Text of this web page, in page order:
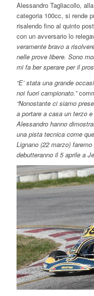
Alessandro Tagliacollo,
categoria 100cc, si rende
risalendo fino al quinto
con un avversario lo
veramente bravo a
nelle prove libere. Sono
mi fa ber sperare per il
“E’ stata una grande
noi fuori campionato.”
“Nonostante ci siamo
a portare a casa un terzo
Alessandro hanno
una pista tecnica come
Lignano (22 marzo)
debutteranno il 5 aprile a